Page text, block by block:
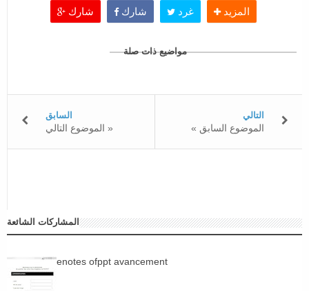
شارك شارك غرد المزيد
مواضيع ذات صلة
التالي
« الموضوع السابق
السابق
الموضوع التالي »
المشاركات الشائعة
enotes ofppt avancement